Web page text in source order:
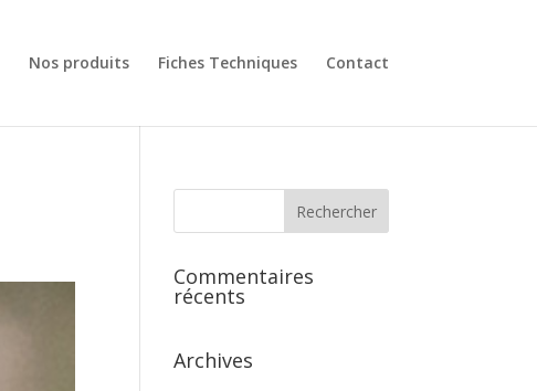
Nos produits Fiches Techniques Contact
Commentaires
récents
Archives